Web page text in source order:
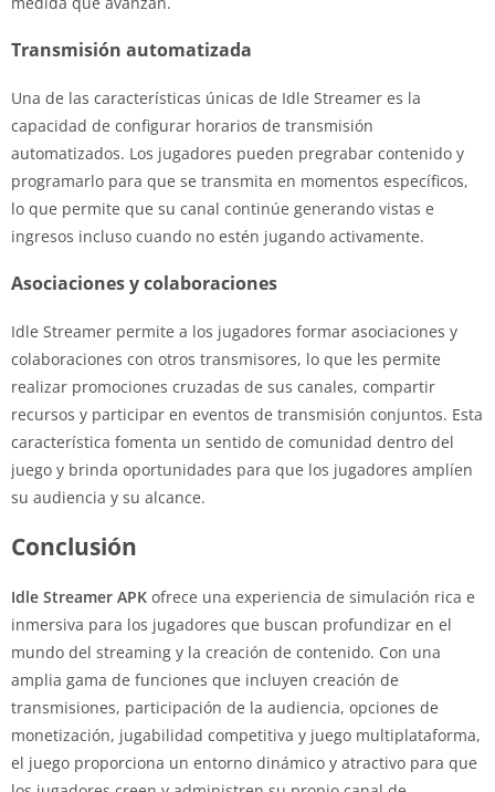
Transmisión automatizada
Una de las características únicas de Idle Streamer es la
capacidad de configurar horarios de transmisión
automatizados. Los jugadores pueden pregrabar contenido y
programarlo para que se transmita en momentos específicos,
lo que permite que su canal continúe generando vistas e
ingresos incluso cuando no estén jugando activamente.
Asociaciones y colaboraciones
Idle Streamer permite a los jugadores formar asociaciones y
colaboraciones con otros transmisores, lo que les permite
realizar promociones cruzadas de sus canales, compartir
recursos y participar en eventos de transmisión conjuntos. Esta
característica fomenta un sentido de comunidad dentro del
juego y brinda oportunidades para que los jugadores amplíen
su audiencia y su alcance.
Conclusión
Idle Streamer APK ofrece una experiencia de simulación rica e
inmersiva para los jugadores que buscan profundizar en el
mundo del streaming y la creación de contenido. Con una
amplia gama de funciones que incluyen creación de
transmisiones, participación de la audiencia, opciones de
monetización, jugabilidad competitiva y juego multiplataforma,
el juego proporciona un entorno dinámico y atractivo para que